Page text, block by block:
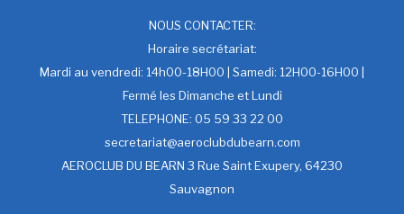
NOUS CONTACTER:
Horaire secrétariat:
Mardi au vendredi: 14h00-18H00 | Samedi: 12H00-16H00 |
Fermé les Dimanche et Lundi
TELEPHONE: 05 59 33 22 00
secretariat@aeroclubdubearn.com
AEROCLUB DU BEARN 3 Rue Saint Exupery, 64230
Sauvagnon